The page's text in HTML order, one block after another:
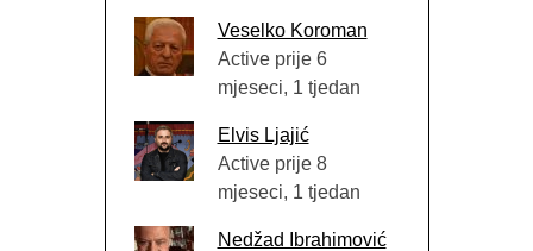
Veselko Koroman
Active prije 6
mjeseci, 1 tjedan
Elvis Ljajić
Active prije 8
mjeseci, 1 tjedan
Nedžad Ibrahimović